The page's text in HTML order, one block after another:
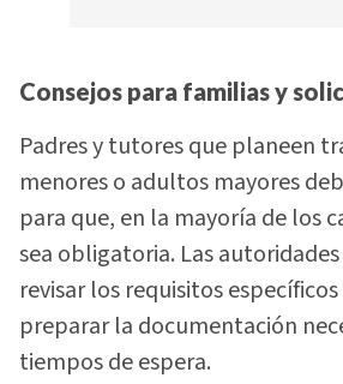
Consejos para familias y
Padres y tutores que planeen
menores o adultos mayores
para que, en la mayoría de los
sea obligatoria. Las
revisar los requisitos
preparar la documentación
tiempos de espera.